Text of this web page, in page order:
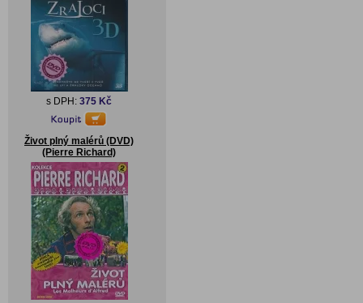
s DPH: 375 Kč
Život plný malérů (DVD)
(Pierre Richard)